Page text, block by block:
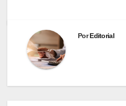
PorEditorial